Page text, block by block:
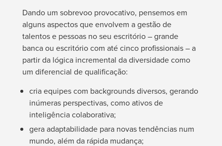
Dando um sobrevoo provocativo, pensemos em
alguns aspectos que envolvem a gestão de
talentos e pessoas no seu escritório – grande
banca ou escritório com até cinco profissionais – a
partir da lógica incremental da diversidade como
um diferencial de qualificação:
cria equipes com backgrounds diversos, gerando
inúmeras perspectivas, como ativos de
inteligência colaborativa;
gera adaptabilidade para novas tendências num
mundo, além da rápida mudança;